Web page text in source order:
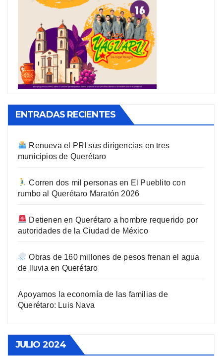
ENTRADAS RECIENTES
Renueva el PRI sus dirigencias en tres
municipios de Querétaro
Corren dos mil personas en El Pueblito con
rumbo al Querétaro Maratón 2026
Detienen en Querétaro a hombre requerido por
autoridades de la Ciudad de México
Obras de 160 millones de pesos frenan el agua
de lluvia en Querétaro
Apoyamos la economía de las familias de
Querétaro: Luis Nava
JULIO 2024